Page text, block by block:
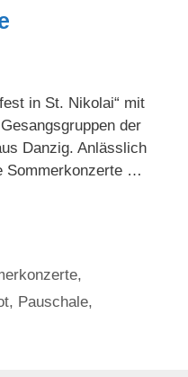
in St. Nikolai“ mit
der
Danzig. Anlässlich
Sommerkonzerte …
,
, Pauschale,